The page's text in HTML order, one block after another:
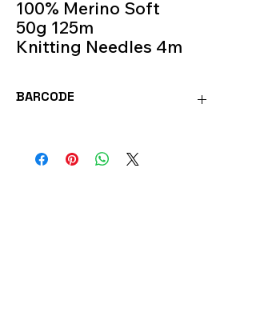
100% Merino Soft
50g 125m
Knitting Needles 4m
BARCODE